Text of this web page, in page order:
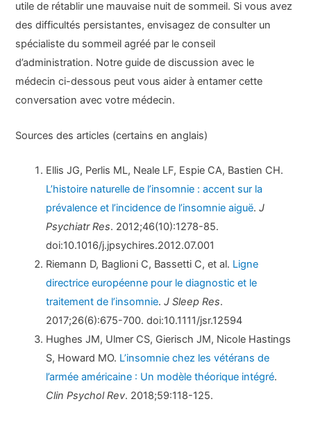
utile de rétablir une mauvaise nuit de sommeil. Si vous avez
des difficultés persistantes, envisagez de consulter un
spécialiste du sommeil agréé par le conseil
d’administration. Notre guide de discussion avec le
médecin ci-dessous peut vous aider à entamer cette
conversation avec votre médecin.
Sources des articles (certains en anglais)
Ellis JG, Perlis ML, Neale LF, Espie CA, Bastien CH.
L’histoire naturelle de l’insomnie : accent sur la
prévalence et l’incidence de l’insomnie aiguë.J
Psychiatr Res. 2012;46(10):1278-85.
doi:10.1016/j.jpsychires.2012.07.001
Riemann D, Baglioni C, Bassetti C, et al. Ligne
directrice européenne pour le diagnostic et le
traitement de l’insomnie.J Sleep Res.
2017;26(6):675-700. doi:10.1111/jsr.12594
Hughes JM, Ulmer CS, Gierisch JM, Nicole Hastings
S, Howard MO. L’insomnie chez les vétérans de
l’armée américaine : Un modèle théorique intégré.
Clin Psychol Rev. 2018;59:118-125.